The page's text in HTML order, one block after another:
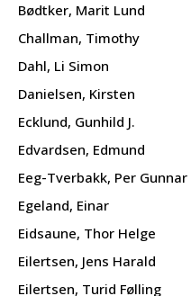
Bødtker, Marit Lund
Challman, Timothy
Dahl, Li Simon
Danielsen, Kirsten
Ecklund, Gunhild J.
Edvardsen, Edmund
Eeg-Tverbakk, Per Gunnar
Egeland, Einar
Eidsaune, Thor Helge
Eilertsen, Jens Harald
Eilertsen, Turid Følling